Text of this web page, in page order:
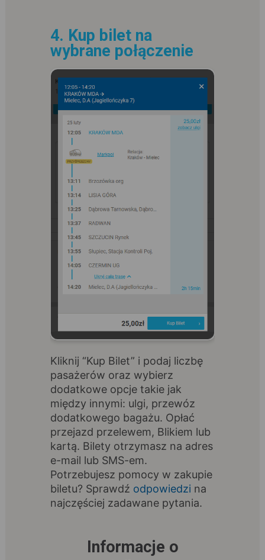
4. Kup bilet na
wybrane połączenie
Kliknij “Kup Bilet” i podaj liczbę
pasażerów oraz wybierz
dodatkowe opcje takie jak
między innymi: ulgi, przewóz
dodatkowego bagażu. Opłać
przejazd przelewem, Blikiem lub
kartą. Bilety otrzymasz na adres
e-mail lub SMS-em.
Potrzebujesz pomocy w zakupie
biletu? Sprawdź odpowiedzi na
najczęściej zadawane pytania.
Informacje o